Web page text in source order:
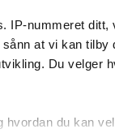
IP-nummeret ditt,
at vi kan tilby
Du velger
du kan